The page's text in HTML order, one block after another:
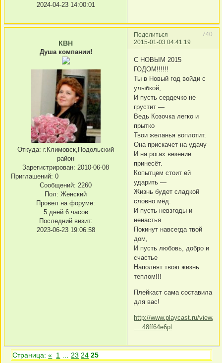
2024-04-23 14:00:01
Поделиться
740
2015-01-03 04:41:19
КВН
Душа компании!
Откуда: г.Климовск,Подольский
район
Зарегистрирован: 2010-06-08
Приглашений: 0
Сообщений: 2260
Пол: Женский
Провел на форуме:
5 дней 6 часов
Последний визит:
2023-06-23 19:06:58
С НОВЫМ 2015
ГОДОМ!!!!!!
Ты в Новый год войди с
улыбкой,
И пусть сердечко не
грустит —
Ведь Козочка легко и
прытко
Твои желанья воплотит.
Она прискачет на удачу
И на рогах везение
принесёт.
Копытцем стоит ей
ударить —
Жизнь будет сладкой
словно мёд.
И пусть невзгоды и
ненастья
Покинут навсегда твой
дом,
И пусть любовь, добро и
счастье
Наполнят твою жизнь
теплом!!!
Плейкаст сама составила
для вас!
http://www.playcast.ru/view/
… 48ff64e6pl
Страница:« 1 … 23 24 25